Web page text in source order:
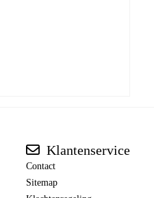
Klantenservice
Contact
Sitemap